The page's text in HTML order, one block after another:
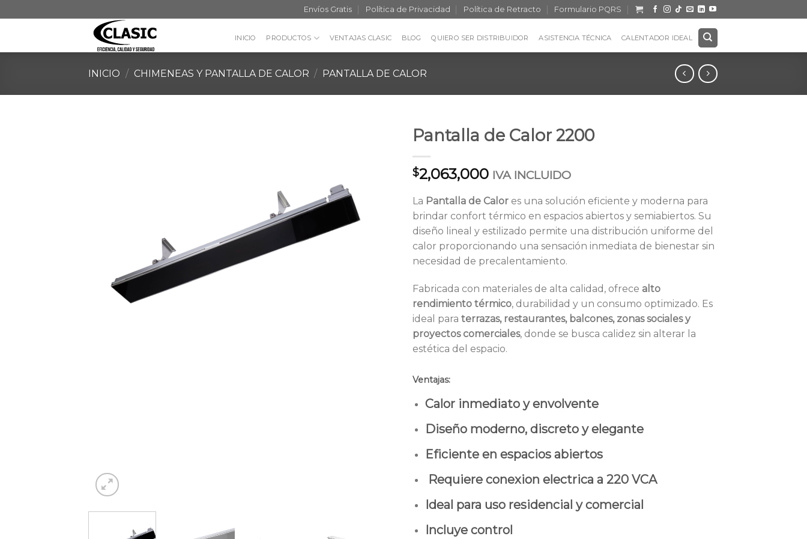
to
Envíos Gratis Política de Privacidad Política de Retracto Formulario PQRS
INICIO PRODUCTOS VENTAJAS CLASIC BLOG QUIERO SER DISTRIBUIDOR ASISTENCIA TÉCNICA CALENTADOR IDEAL
INICIO / CHIMENEAS Y PANTALLA DE CALOR / PANTALLA DE CALOR
Pantalla de Calor 2200
$2,063,000 IVA INCLUIDO
La Pantalla de Calor es una solución eficiente y moderna para
brindar confort térmico en espacios abiertos y semiabiertos. Su
diseño lineal y estilizado permite una distribución uniforme del
calor proporcionando una sensación inmediata de bienestar sin
necesidad de precalentamiento.
Fabricada con materiales de alta calidad, ofrece alto
rendimiento térmico, durabilidad y un consumo optimizado. Es
ideal para terrazas, restaurantes, balcones, zonas sociales y
proyectos comerciales, donde se busca calidez sin alterar la
estética del espacio.
Ventajas:
Calor inmediato y envolvente
Diseño moderno, discreto y elegante
Eficiente en espacios abiertos
Requiere conexion electrica a 220 VCA
Ideal para uso residencial y comercial
Incluye control